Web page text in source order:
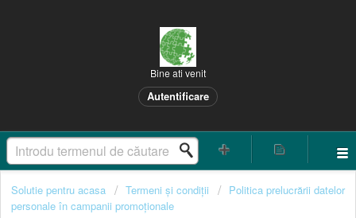
Bine ati venit
Autentificare
Solutie pentru acasa Termeni și condiții
Politica prelucrării datelor
personale în campanii promoționale